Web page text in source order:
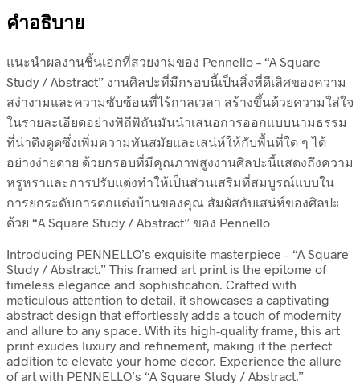
คำอธิบาย
แนะนำผลงานชิ้นเอกที่สวยงามของ Pennello – “A Square
Study / Abstract” งานศิลปะที่มีกรอบนี้เป็นสิ่งที่ดีเลิศของความ
สง่างามและความซับซ้อนที่ไร้กาลเวลา สร้างขึ้นด้วยความใส่ใจ
ในรายละเอียดอย่างพิถีพิถันมันนำเสนอการออกแบบนามธรรม
ที่น่าดึงดูดซึ่งเพิ่มความทันสมัยและเสน่ห์ให้กับพื้นที่ใด ๆ ได้
อย่างง่ายดาย ด้วยกรอบที่มีคุณภาพสูงงานศิลปะนี้แสดงถึงความ
หรูหราและการปรับแต่งทำให้เป็นส่วนเสริมที่สมบูรณ์แบบใน
การยกระดับการตกแต่งบ้านของคุณ สัมผัสกับเสน่ห์ของศิลปะ
ด้วย “A Square Study / Abstract” ของ Pennello
Introducing PENNELLO’s exquisite masterpiece – “A Square
Study / Abstract.” This framed art print is the epitome of
timeless elegance and sophistication. Crafted with
meticulous attention to detail, it showcases a captivating
abstract design that effortlessly adds a touch of modernity
and allure to any space. With its high-quality frame, this art
print exudes luxury and refinement, making it the perfect
addition to elevate your home decor. Experience the allure
of art with PENNELLO’s “A Square Study / Abstract.”